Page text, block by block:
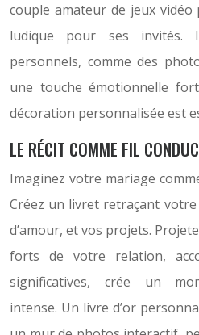
couple amateur de jeux
ludique pour ses invités.
personnels, comme des
une touche émotionnelle
décoration personnalisée est
LE RÉCIT COMME FIL
Imaginez votre mariage
Créez un livret retraçant
d’amour, et vos projets.
forts de votre relation,
significatives, crée un
intense. Un livre d’or